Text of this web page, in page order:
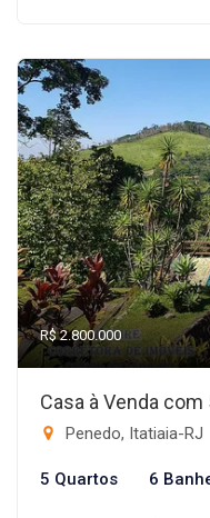
R$ 2.800.000
Casa à Venda
Penedo, Itatiaia-RJ
5 Quartos 6